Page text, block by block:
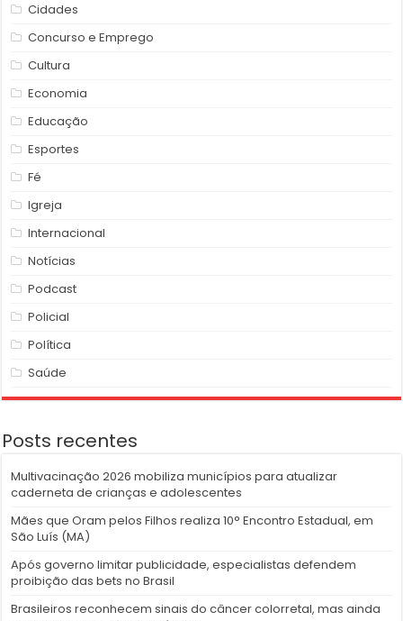
Cidades
Concurso e Emprego
Cultura
Economia
Educação
Esportes
Fé
Igreja
Internacional
Notícias
Podcast
Policial
Política
Saúde
Posts recentes
Multivacinação 2026 mobiliza municípios para atualizar
caderneta de crianças e adolescentes
Mães que Oram pelos Filhos realiza 10° Encontro Estadual, em
São Luís (MA)
Após governo limitar publicidade, especialistas defendem
proibição das bets no Brasil
Brasileiros reconhecem sinais do câncer colorretal, mas ainda